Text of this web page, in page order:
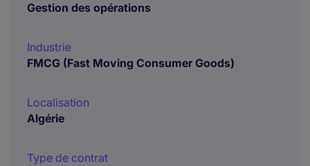
Gestion des opérations
Industrie
FMCG (Fast Moving Consumer Goods)
Localisation
Algérie
Type de contrat